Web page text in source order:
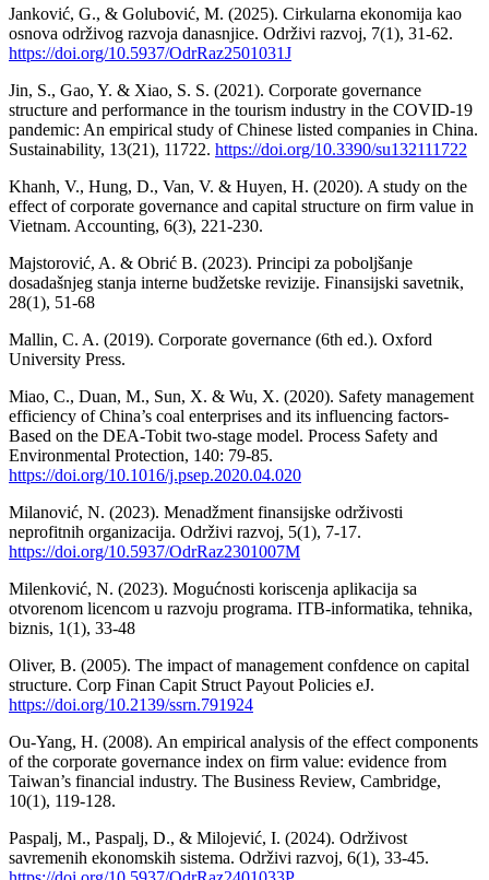
Janković, G., & Golubović, M. (2025). Cirkularna ekonomija kao
osnova održivog razvoja danasnjice. Održivi razvoj, 7(1), 31-62.
https://doi.org/10.5937/OdrRaz2501031J
Jin, S., Gao, Y. & Xiao, S. S. (2021). Corporate governance
structure and performance in the tourism industry in the COVID-19
pandemic: An empirical study of Chinese listed companies in China.
Sustainability, 13(21), 11722. https://doi.org/10.3390/su132111722
Khanh, V., Hung, D., Van, V. & Huyen, H. (2020). A study on the
effect of corporate governance and capital structure on firm value in
Vietnam. Accounting, 6(3), 221-230.
Majstorović, A. & Obrić B. (2023). Principi za poboljšanje
dosadašnjeg stanja interne budžetske revizije. Finansijski savetnik,
28(1), 51-68
Mallin, C. A. (2019). Corporate governance (6th ed.). Oxford
University Press.
Miao, C., Duan, M., Sun, X. & Wu, X. (2020). Safety management
efficiency of China’s coal enterprises and its influencing factors-
Based on the DEA-Tobit two-stage model. Process Safety and
Environmental Protection, 140: 79-85.
https://doi.org/10.1016/j.psep.2020.04.020
Milanović, N. (2023). Menadžment finansijske održivosti
neprofitnih organizacija. Održivi razvoj, 5(1), 7-17.
https://doi.org/10.5937/OdrRaz2301007M
Milenković, N. (2023). Mogućnosti koriscenja aplikacija sa
otvorenom licencom u razvoju programa. ITB-informatika, tehnika,
biznis, 1(1), 33-48
Oliver, B. (2005). The impact of management confdence on capital
structure. Corp Finan Capit Struct Payout Policies eJ.
https://doi.org/10.2139/ssrn.791924
Ou-Yang, H. (2008). An empirical analysis of the effect components
of the corporate governance index on firm value: evidence from
Taiwan’s financial industry. The Business Review, Cambridge,
10(1), 119-128.
Paspalj, M., Paspalj, D., & Milojević, I. (2024). Održivost
savremenih ekonomskih sistema. Održivi razvoj, 6(1), 33-45.